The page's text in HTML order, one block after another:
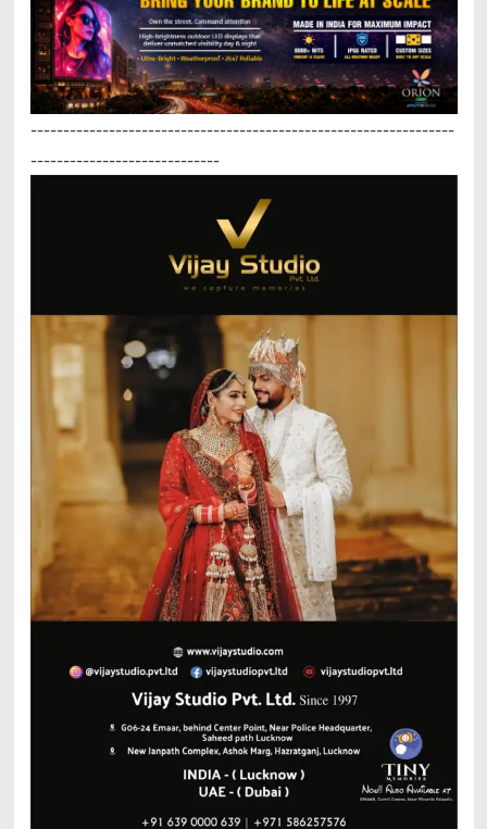
-----------------------------------------------------------------
-----------------------------